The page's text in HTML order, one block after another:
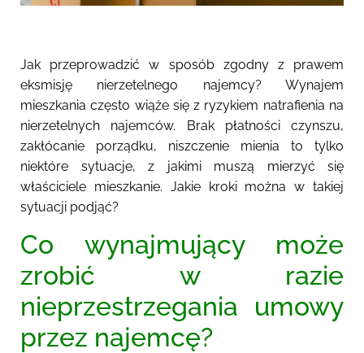
Jak przeprowadzić w sposób zgodny z prawem
eksmisję nierzetelnego najemcy? Wynajem
mieszkania często wiąże się z ryzykiem natrafienia na
nierzetelnych najemców. Brak płatności czynszu,
zakłócanie porządku, niszczenie mienia to tylko
niektóre sytuacje, z jakimi muszą mierzyć się
właściciele mieszkanie. Jakie kroki można w takiej
sytuacji podjąć?
Co wynajmujący może
zrobić w razie
nieprzestrzegania umowy
przez najemcę?